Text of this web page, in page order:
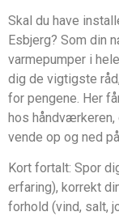
Skal du have
Esbjerg? Som din
varmepumper i
dig de vigtigste
for pengene. Her
hos håndværkeren,
vende op og ned
Kort fortalt: Spor
erfaring), korrekt
forhold (vind, salt,